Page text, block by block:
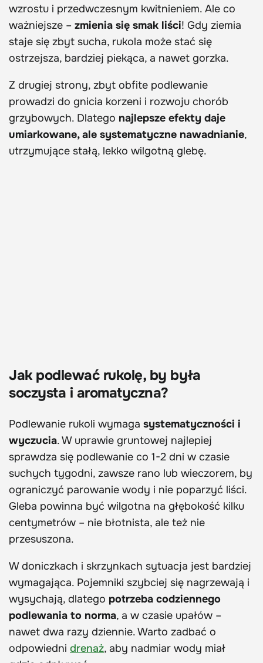
wzrostu i przedwczesnym kwitnieniem. Ale co
ważniejsze – zmienia się smak liści! Gdy ziemia
staje się zbyt sucha, rukola może stać się
ostrzejsza, bardziej piekąca, a nawet gorzka.
Z drugiej strony, zbyt obfite podlewanie
prowadzi do gnicia korzeni i rozwoju chorób
grzybowych. Dlatego najlepsze efekty daje
umiarkowane, ale systematyczne nawadnianie,
utrzymujące stałą, lekko wilgotną glebę.
Jak podlewać rukolę, by była
soczysta i aromatyczna?
Podlewanie rukoli wymaga systematyczności i
wyczucia. W uprawie gruntowej najlepiej
sprawdza się podlewanie co 1-2 dni w czasie
suchych tygodni, zawsze rano lub wieczorem, by
ograniczyć parowanie wody i nie poparzyć liści.
Gleba powinna być wilgotna na głębokość kilku
centymetrów – nie błotnista, ale też nie
przesuszona.
W doniczkach i skrzynkach sytuacja jest bardziej
wymagająca. Pojemniki szybciej się nagrzewają i
wysychają, dlatego potrzeba codziennego
podlewania to norma, a w czasie upałów –
nawet dwa razy dziennie. Warto zadbać o
odpowiedni drenaż, aby nadmiar wody miał